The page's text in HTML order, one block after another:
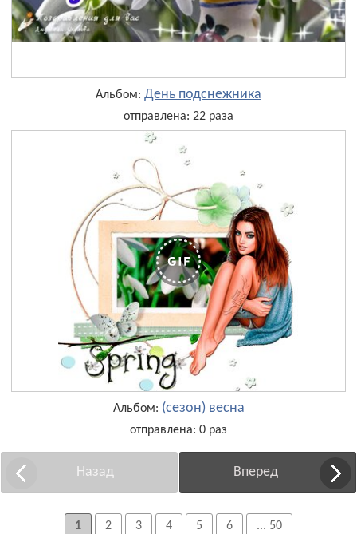
Альбом: День подснежника
отправлена: 22 раза
Альбом: (сезон) весна
отправлена: 0 раз
Назад Вперед
1 2 3 4 5 6 ... 50